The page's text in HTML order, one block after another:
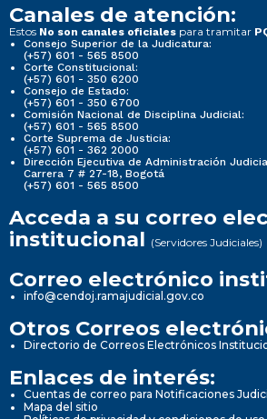
Canales de atención:
Estos No son canales oficiales para tramitar
Consejo Superior de la Judicatura:
(+57) 601 - 565 8500
Corte Constitucional:
(+57) 601 - 350 6200
Consejo de Estado:
(+57) 601 - 350 6700
Comisión Nacional de Disciplina Judicial:
(+57) 601 - 565 8500
Corte Suprema de Justicia:
(+57) 601 - 362 2000
Dirección Ejecutiva de Administración
Carrera 7 # 27-18, Bogotá
(+57) 601 - 565 8500
Acceda a su correo
institucional (Servidores Judiciales)
Correo electrónico
info@cendoj.ramajudicial.gov.co
Otros Correos
Directorio de Correos Electrónicos
Enlaces de interés:
Cuentas de correo para Notificaciones
Mapa del sitio